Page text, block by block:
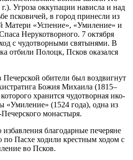
Угро­за ок­ку­па­ции на­вис­ла и над
пско­ви­чей, в го­род при­нес­ли из
Ма­те­ри «Успе­ние», «Уми­ле­ние» и
Неру­ко­твор­но­го. 7 ок­тяб­ря
с чу­до­твор­ны­ми свя­ты­ня­ми. В
от­би­ли По­лоцк, Псков ока­зал­ся
Пе­чер­ской оби­те­ли был воз­двиг­нут
Бо­жия Ми­ха­и­ла (1815–
хра­нит­ся чу­до­твор­ная ико­
«Уми­ле­ние» (1524 го­да), од­на из
мо­на­сты­ря.
из­бав­ле­ния бла­го­дар­ные пе­че­ряне
Па­схе хо­ди­ли крест­ным хо­дом с
во Псков.